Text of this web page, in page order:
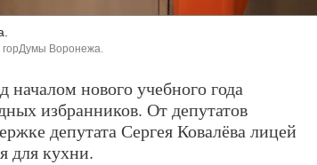
Воронежа.
нового учебного года
избранников. От депутатов
депутата Сергея Ковалёва лицей
для кухни.